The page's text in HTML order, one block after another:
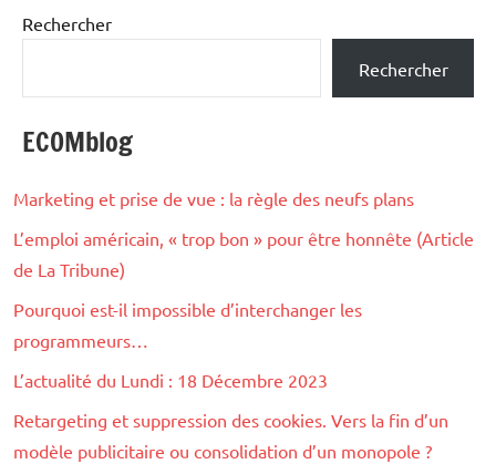
Rechercher
Rechercher
ECOMblog
Marketing et prise de vue : la règle des neufs plans
L’emploi américain, « trop bon » pour être honnête (Article
de La Tribune)
Pourquoi est-il impossible d’interchanger les
programmeurs…
L’actualité du Lundi : 18 Décembre 2023
Retargeting et suppression des cookies. Vers la fin d’un
modèle publicitaire ou consolidation d’un monopole ?